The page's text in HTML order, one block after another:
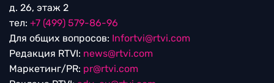
д. 26, этаж 2
тел: +7 (499) 579-86-96
Для общих вопросов: Infortvi@rtvi.com
Редакция RTVI: news@rtvi.com
Маркетинг/PR: pr@rtvi.com